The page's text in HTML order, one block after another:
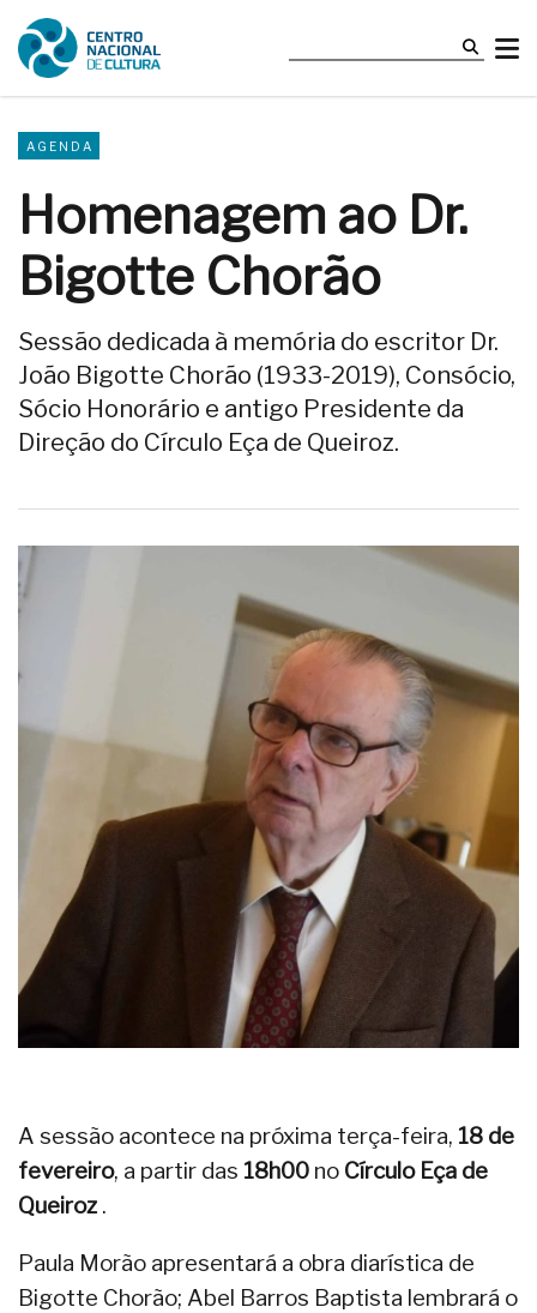
AGENDA
Homenagem ao Dr.
Bigotte Chorão
Sessão dedicada à memória do escritor Dr.
João Bigotte Chorão (1933-2019), Consócio,
Sócio Honorário e antigo Presidente da
Direção do Círculo Eça de Queiroz.
A sessão acontece na próxima terça-feira, 18 de
fevereiro, a partir das 18h00 no Círculo Eça de
Queiroz .
Paula Morão apresentará a obra diarística de
Bigotte Chorão; Abel Barros Baptista lembrará o